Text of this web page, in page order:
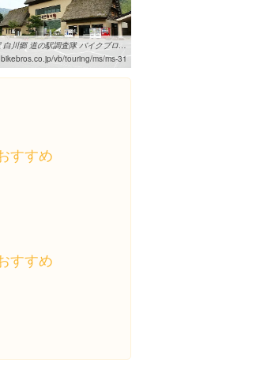
道の駅 白川郷 道の駅調査隊 バイクブロス・マガジンズ
bikebros.co.jp/vb/touring/ms/ms-31
すすめ
すすめ